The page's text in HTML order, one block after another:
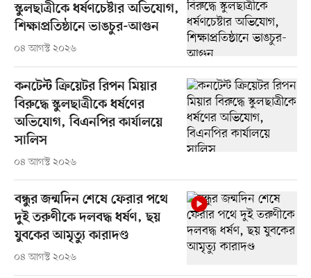
স্কুলছাত্রীকে ধর্ষণচেষ্টার অভিযোগ,
শিক্ষাপ্রতিষ্ঠানে ভাঙচুর-আগুন
০৪ আগস্ট ২০২৬
কনটেন্ট ক্রিয়েটর রিপন মিয়ার
বিরুদ্ধে স্কুলছাত্রীকে ধর্ষণের
অভিযোগ, বিএনপির কার্যালয়ে
সালিস
০৪ আগস্ট ২০২৬
বন্ধুর জন্মদিন শেষে ফেরার পথে
দুই তরুণীকে দলবদ্ধ ধর্ষণ, ছয়
যুবকের আমৃত্যু কারাদণ্ড
০৪ আগস্ট ২০২৬